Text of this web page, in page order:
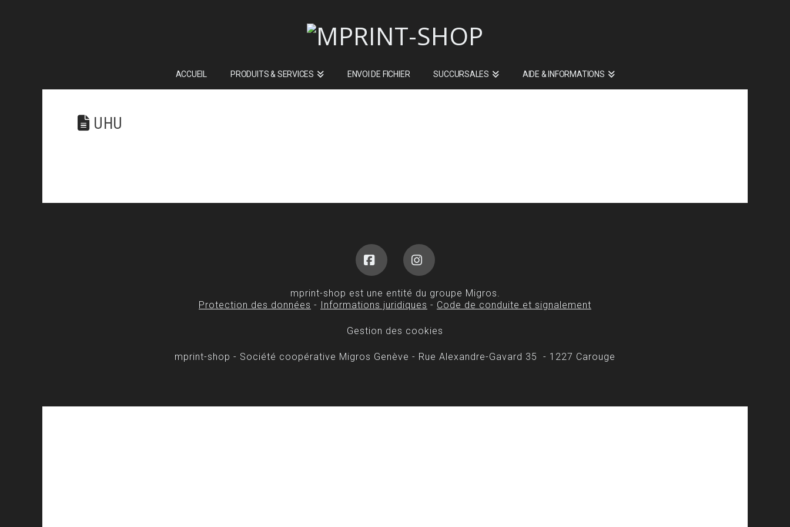
ACCUEIL PRODUITS & SERVICES ENVOI DE FICHIER SUCCURSALES AIDE & INFORMATIONS
UHU
FacebookInstagram
mprint-shop est une entité du groupe Migros.
Protection des données - Informations juridiques - Code de conduite et signalement
Gestion des cookies
mprint-shop - Société coopérative Migros Genève - Rue Alexandre-Gavard 35 - 1227 Carouge